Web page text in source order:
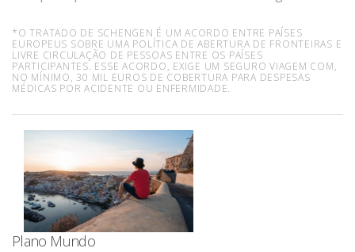
*O TRATADO DE SCHENGEN É UM ACORDO ENTRE PAÍSES
EUROPEUS SOBRE UMA POLÍTICA DE ABERTURA DE FRONTEIRAS E
LIVRE CIRCULAÇÃO DE PESSOAS ENTRE OS PAÍSES
PARTICIPANTES. ESSE ACORDO, EXIGE UM SEGURO VIAGEM COM,
NO MÍNIMO, 30 MIL EUROS DE COBERTURA PARA DESPESAS
MÉDICAS POR ACIDENTE OU ENFERMIDADE.
Plano Mundo